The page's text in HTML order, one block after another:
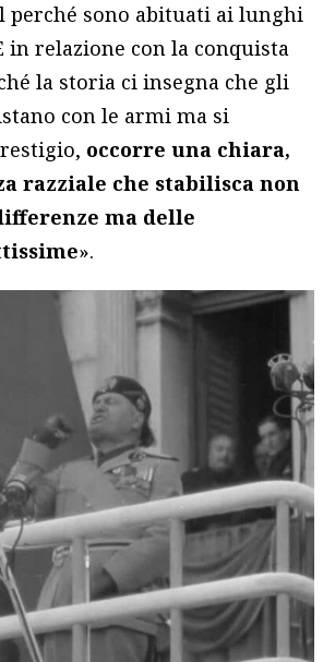
perché sono abituati ai lunghi
in relazione con la conquista
la storia ci insegna che gli
con le armi ma si
occorre una chiara,
razziale che stabilisca non
ma delle
».